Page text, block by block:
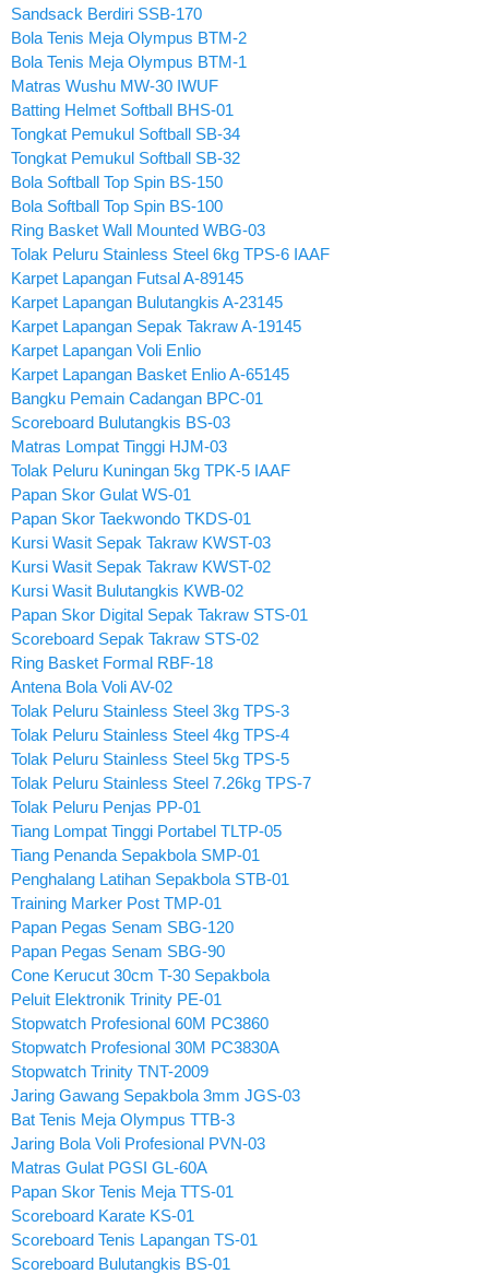
Sandsack Berdiri SSB-170
Bola Tenis Meja Olympus BTM-2
Bola Tenis Meja Olympus BTM-1
Matras Wushu MW-30 IWUF
Batting Helmet Softball BHS-01
Tongkat Pemukul Softball SB-34
Tongkat Pemukul Softball SB-32
Bola Softball Top Spin BS-150
Bola Softball Top Spin BS-100
Ring Basket Wall Mounted WBG-03
Tolak Peluru Stainless Steel 6kg TPS-6 IAAF
Karpet Lapangan Futsal A-89145
Karpet Lapangan Bulutangkis A-23145
Karpet Lapangan Sepak Takraw A-19145
Karpet Lapangan Voli Enlio
Karpet Lapangan Basket Enlio A-65145
Bangku Pemain Cadangan BPC-01
Scoreboard Bulutangkis BS-03
Matras Lompat Tinggi HJM-03
Tolak Peluru Kuningan 5kg TPK-5 IAAF
Papan Skor Gulat WS-01
Papan Skor Taekwondo TKDS-01
Kursi Wasit Sepak Takraw KWST-03
Kursi Wasit Sepak Takraw KWST-02
Kursi Wasit Bulutangkis KWB-02
Papan Skor Digital Sepak Takraw STS-01
Scoreboard Sepak Takraw STS-02
Ring Basket Formal RBF-18
Antena Bola Voli AV-02
Tolak Peluru Stainless Steel 3kg TPS-3
Tolak Peluru Stainless Steel 4kg TPS-4
Tolak Peluru Stainless Steel 5kg TPS-5
Tolak Peluru Stainless Steel 7.26kg TPS-7
Tolak Peluru Penjas PP-01
Tiang Lompat Tinggi Portabel TLTP-05
Tiang Penanda Sepakbola SMP-01
Penghalang Latihan Sepakbola STB-01
Training Marker Post TMP-01
Papan Pegas Senam SBG-120
Papan Pegas Senam SBG-90
Cone Kerucut 30cm T-30 Sepakbola
Peluit Elektronik Trinity PE-01
Stopwatch Profesional 60M PC3860
Stopwatch Profesional 30M PC3830A
Stopwatch Trinity TNT-2009
Jaring Gawang Sepakbola 3mm JGS-03
Bat Tenis Meja Olympus TTB-3
Jaring Bola Voli Profesional PVN-03
Matras Gulat PGSI GL-60A
Papan Skor Tenis Meja TTS-01
Scoreboard Karate KS-01
Scoreboard Tenis Lapangan TS-01
Scoreboard Bulutangkis BS-01